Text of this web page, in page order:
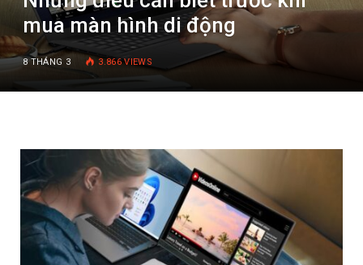
mua màn hình di động
8 THÁNG 3 3.866VIEWS